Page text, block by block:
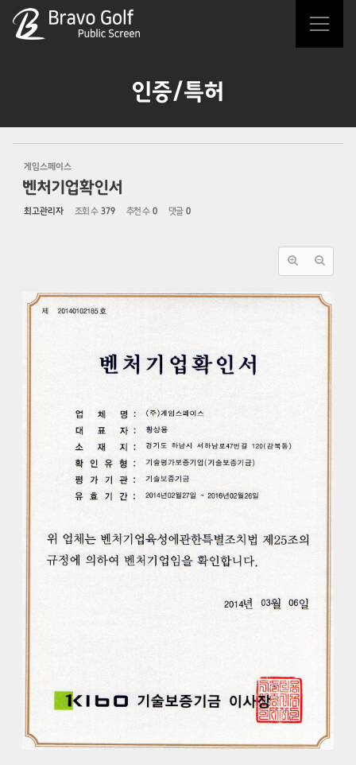
인증/특허
게임스페이스
벤처기업확인서
최고관리자 조회 수 379 추천 수 0 댓글 0